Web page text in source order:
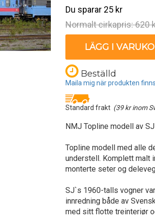
Du sparar 25 kr
Normalt cirkapris: 620
LÄGG I
Beställd
Maila mig när produkten
Standard frakt (39 kr inom
NMJ Topline modell av
Topline modell med alle
understell. Komplett malt
monterte seter og
SJ`s 1960-talls vogner
innredning både av
med sitt flotte treinteriør